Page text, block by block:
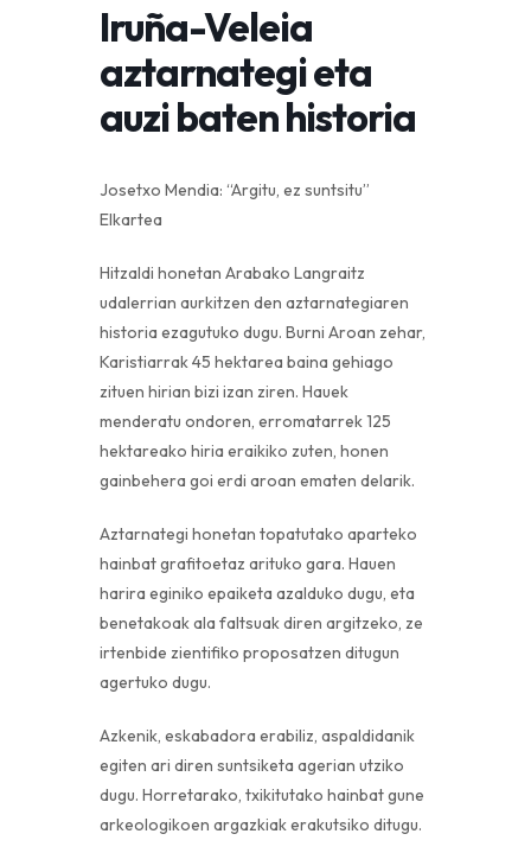
Iruña-Veleia
aztarnategi eta
auzi baten historia
​​​​​​​Josetxo Mendia: “Argitu, ez suntsitu”
Elkartea
Hitzaldi honetan Arabako Langraitz
udalerrian aurkitzen den aztarnategiaren
historia ezagutuko dugu. Burni Aroan zehar,
Karistiarrak 45 hektarea baina gehiago
zituen hirian bizi izan ziren. Hauek
menderatu ondoren, erromatarrek 125
hektareako hiria eraikiko zuten, honen
gainbehera goi erdi aroan ematen delarik.
Aztarnategi honetan topatutako aparteko
hainbat grafitoetaz arituko gara. Hauen
harira eginiko epaiketa azalduko dugu, eta
benetakoak ala faltsuak diren argitzeko, ze
irtenbide zientifiko proposatzen ditugun
agertuko dugu.
Azkenik, eskabadora erabiliz, aspaldidanik
egiten ari diren suntsiketa agerian utziko
dugu. Horretarako, txikitutako hainbat gune
arkeologikoen argazkiak erakutsiko ditugu.